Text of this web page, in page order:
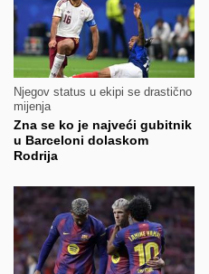
Njegov status u ekipi se drastično
mijenja
Zna se ko je najveći gubitnik
u Barceloni dolaskom
Rodrija